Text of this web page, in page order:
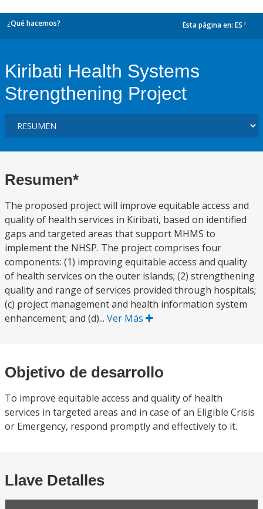
¿Qué hacemos? Esta página en: ES
Kiribati Health Systems
Strengthening Project
Resumen*
The proposed project will improve equitable access and
quality of health services in Kiribati, based on identified
gaps and targeted areas that support MHMS to
implement the NHSP. The project comprises four
components: (1) improving equitable access and quality
of health services on the outer islands; (2) strengthening
quality and range of services provided through hospitals;
(c) project management and health information system
enhancement; and (d)... Ver Más
Objetivo de desarrollo
To improve equitable access and quality of health
services in targeted areas and in case of an Eligible Crisis
or Emergency, respond promptly and effectively to it.
Llave Detalles